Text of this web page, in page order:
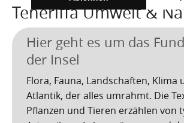
Tipps für Urlauber
"Must See" - Orte
Umwelt & Natur
Geschichte &
Must See Orte
Teide Nationalpark
Santa Cruz de
Teno-Gebirge - Masca
Strände
Playa de las Teresitas
Playa de las Américas
Wandern auf Teneriffa
Masca-Schlucht
Kontakte für Notfälle
Wissenswertes
Umwelt und Natur
El Drago Milenario
Fauna
Orte und Regionen
Bezirke (Municipios)
Die Kanarischen Inseln
Fuerteventura
Teneriffa Umwelt &
Hier geht es um das
der Insel
Flora, Fauna, Landschaften, Klima
Atlantik, der alles umrahmt. Die
Pflanzen und Tieren erzählen von